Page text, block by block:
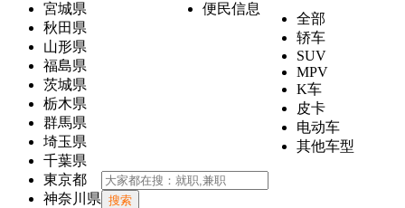
宮城県
秋田県
山形県
福島県
茨城県
栃木県
群馬県
埼玉県
千葉県
東京都
神奈川県
便民信息
全部
轿车
SUV
MPV
K车
皮卡
电动车
其他车型
搜索